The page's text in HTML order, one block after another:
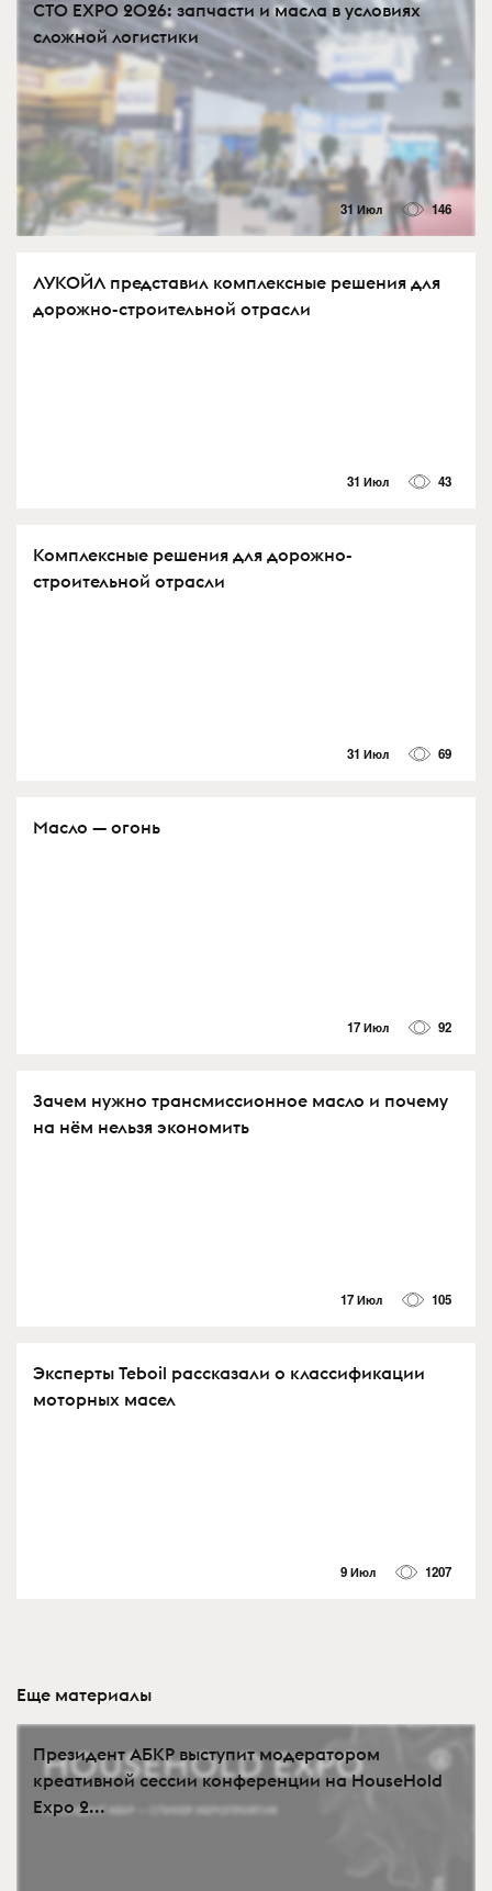
СTO EXPO 2026: запчасти и масла в условиях
сложной логистики
31 Июл 146
ЛУКОЙЛ представил комплексные решения для
дорожно-строительной отрасли
31 Июл 43
Комплексные решения для дорожно-
строительной отрасли
31 Июл 69
Масло — огонь
17 Июл 92
Зачем нужно трансмиссионное масло и почему
на нём нельзя экономить
17 Июл 105
Эксперты Teboil рассказали о классификации
моторных масел
9 Июл 1207
Еще материалы
Президент АБКР выступит модератором
креативной сессии конференции на HouseHold
Expo 2...